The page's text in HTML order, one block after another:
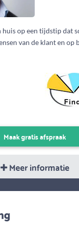
huis op een tijdstip dat
van de klant en op
Maak gratis afspraak
Meer informatie